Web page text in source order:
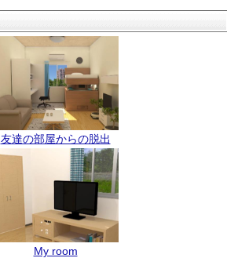
友達の部屋からの脱出
My room